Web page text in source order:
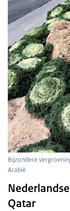
Bijzondere
Arabië
Qatar